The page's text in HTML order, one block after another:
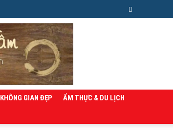
KHÔNG GIAN ĐẸP
ẨM THỰC & DU LỊCH